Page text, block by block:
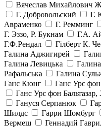
Вячеслав Михайлович
Г. Добровольский
Г.
Авраменко
Г. Ремминг
Г. Эззо, Р. Букнам
Г.А.
Г.Ф.Рендал
Гілберт К.
Галина Аджигирей
Галина Левицька
Рафальська
Галина
Ганс Кюнг
Ганс Урс
Ганс Урс фон
Гануся Серпанюк
Шилдс
Гарри Шомбург
Вермеш
Геннадий